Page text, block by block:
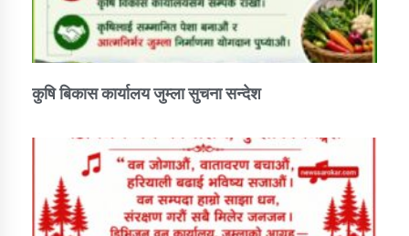
कुषि बिकास कार्यालय जुम्ला सुचना सन्देश